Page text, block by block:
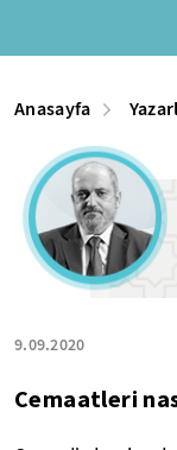
Anasayfa
9.09.2020
Cemaatleri